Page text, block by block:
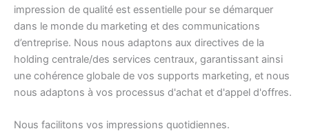
impression de qualité est essentielle pour se démarquer
dans le monde du marketing et des communications
d’entreprise. Nous nous adaptons aux directives de la
holding centrale/des services centraux, garantissant ainsi
une cohérence globale de vos supports marketing, et nous
nous adaptons à vos processus d'achat et d'appel d'offres.
Nous facilitons vos impressions quotidiennes.